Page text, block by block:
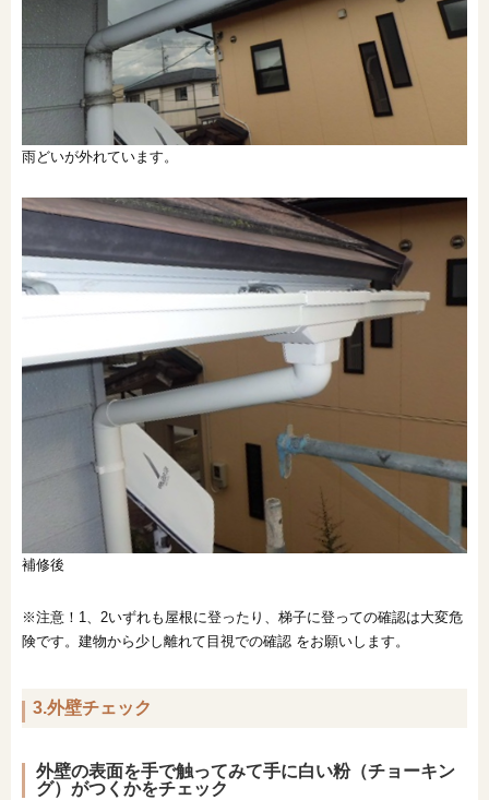
雨どいが外れています。
補修後
※注意！1、2いずれも屋根に登ったり、梯子に登っての確認は大変危
険です。建物から少し離れて目視での確認 をお願いします。
3.外壁チェック
外壁の表面を手で触ってみて手に白い粉（チョーキン
グ）がつくかをチェック